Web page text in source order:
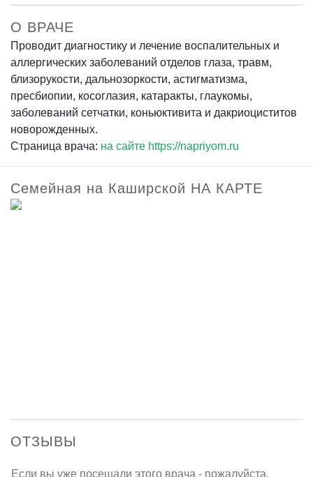
О ВРАЧЕ
Проводит диагностику и лечение воспалительных и
аллергических заболеваний отделов глаза, травм,
близорукости, дальнозоркости, астигматизма,
пресбиопии, косоглазия, катаракты, глаукомы,
заболеваний сетчатки, коньюктивита и дакриоциститов
новорожденных.
Страница врача: на сайте https://napriyom.ru
Семейная на Каширской НА КАРТЕ
ОТЗЫВЫ
Если вы уже посещали этого врача - пожалуйста,